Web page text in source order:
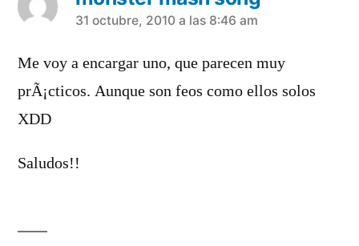
dice:
31 octubre, 2010 a las 8:46 am
Me voy a encargar uno, que parecen muy
prÃ¡cticos. Aunque son feos como ellos solos
XDD
Saludos!!
Dejar